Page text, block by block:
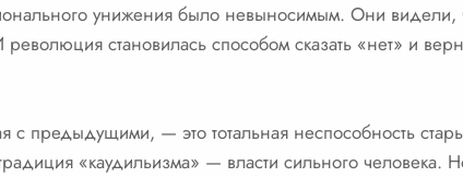
унижения было невыносимым. Они
становилась способом сказать «нет» и
с предыдущими, — это тотальная неспособность
«каудильизма» — власти сильного